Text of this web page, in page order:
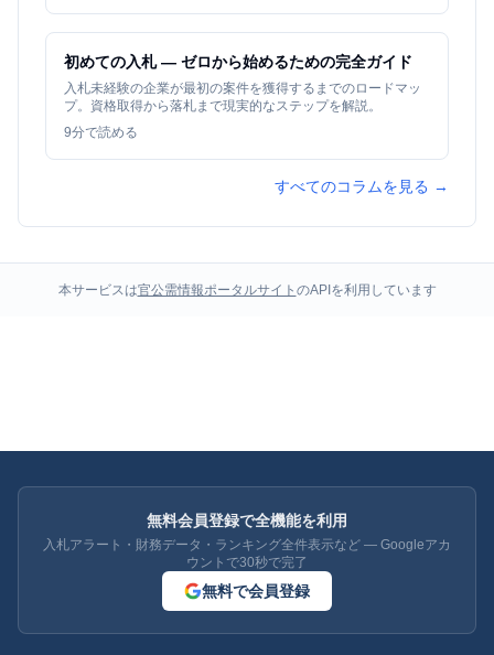
初めての入札 — ゼロから始めるための完全ガイド
入札未経験の企業が最初の案件を獲得するまでのロードマッ
プ。資格取得から落札まで現実的なステップを解説。
9分で読める
すべてのコラムを見る →
本サービスは官公需情報ポータルサイト のAPIを利用しています
無料会員登録で全機能を利用
入札アラート・財務データ・ランキング全件表示など — Googleアカ
ウントで30秒で完了
無料で会員登録